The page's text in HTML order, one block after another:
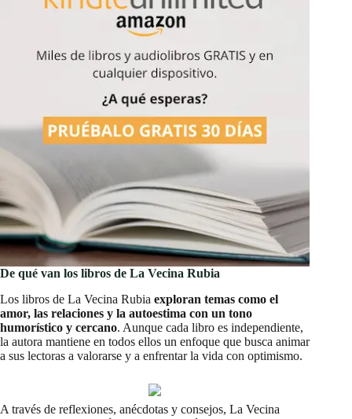
De qué van los libros de La Vecina Rubia
Los libros de La Vecina Rubia exploran temas como el
amor, las relaciones y la autoestima con un tono
humorístico y cercano. Aunque cada libro es independiente,
la autora mantiene en todos ellos un enfoque que busca animar
a sus lectoras a valorarse y a enfrentar la vida con optimismo.
A través de reflexiones, anécdotas y consejos, La Vecina